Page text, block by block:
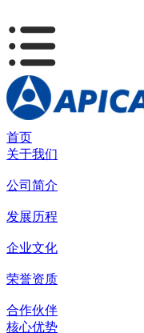
首页
关于我们
公司简介
发展历程
企业文化
荣誉资质
合作伙伴
核心优势